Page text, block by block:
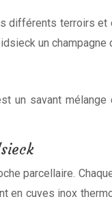
différents terroirs
un champagne
un savant
parcellaire.
en cuves inox